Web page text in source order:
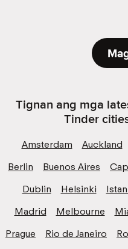
Tignan ang mga
Tinder
Amsterdam Auckland
Berlin
Buenos Aires
Dublin
Helsinki
Madrid
Melbourne
Prague
Rio de Janeiro